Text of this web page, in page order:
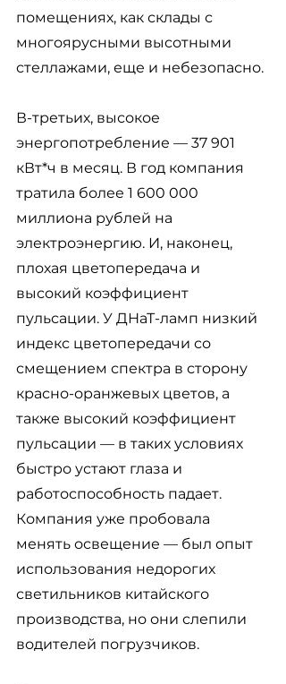
помещениях, как склады с
многоярусными высотными
стеллажами, еще и небезопасно.
В-третьих, высокое
энергопотребление — 37 901
кВт*ч в месяц. В год компания
тратила более 1 600 000
миллиона рублей на
электроэнергию. И, наконец,
плохая цветопередача и
высокий коэффициент
пульсации. У ДНаТ-ламп низкий
индекс цветопередачи со
смещением спектра в сторону
красно-оранжевых цветов, а
также высокий коэффициент
пульсации — в таких условиях
быстро устают глаза и
работоспособность падает.
Компания уже пробовала
менять освещение — был опыт
использования недорогих
светильников китайского
производства, но они слепили
водителей погрузчиков.